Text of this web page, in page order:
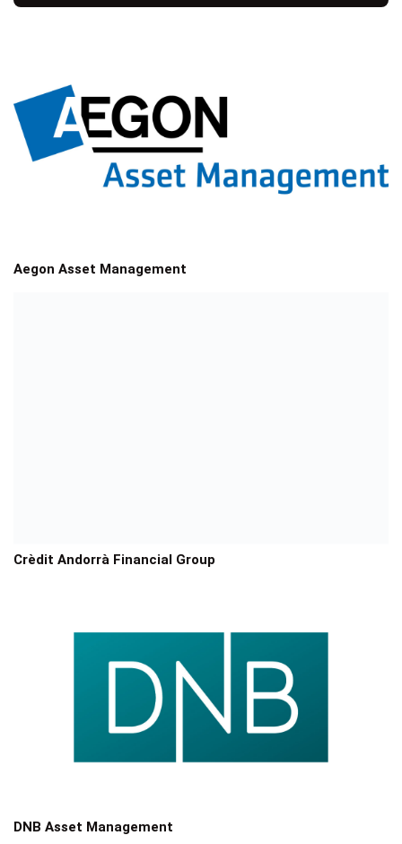
Aegon Asset Management
Crèdit Andorrà Financial Group
DNB Asset Management